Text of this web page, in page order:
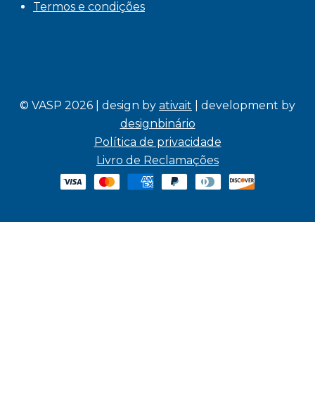
Termos e condições
© VASP 2026 | design by ativait | development by
designbinário
Política de privacidade
Livro de Reclamações